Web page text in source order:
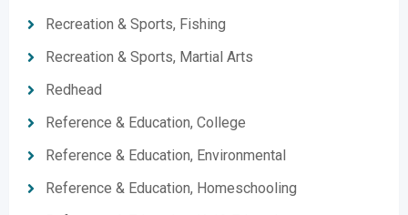
Recreation & Sports, Fishing
Recreation & Sports, Martial Arts
Redhead
Reference & Education, College
Reference & Education, Environmental
Reference & Education, Homeschooling